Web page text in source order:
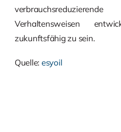
Verhaltensweisen
zukunftsfähig zu sein.
Quelle: esyoil